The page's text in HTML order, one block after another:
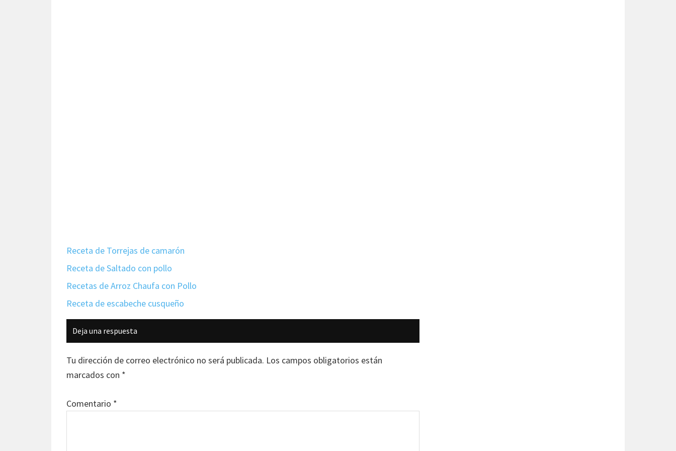
Receta de Torrejas de camarón
Receta de Saltado con pollo
Recetas de Arroz Chaufa con Pollo
Receta de escabeche cusqueño
Interacciones
con
los
lectores
Deja una respuesta
Tu dirección de correo electrónico no será publicada. Los campos obligatorios están
marcados con *
Comentario *